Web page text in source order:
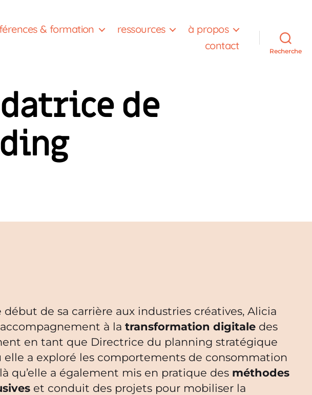
& formation ressources
à propos
contact
Recherche
de
début de sa carrière aux industries créatives, Alicia
à la transformation digitaledes
en tant que Directrice du planning stratégique
elle a exploré les comportements de consommation
qu’elle a également mis en pratique des méthodes
et conduit des projets pour mobiliser la